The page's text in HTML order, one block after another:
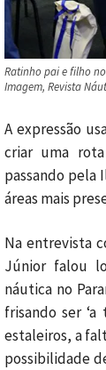
Ratinho pai e filho
Imagem, Revista
A expressão
criar uma rota
passando pela
áreas mais
Na entrevista
Júnior falou
náutica no
frisando ser
estaleiros, a
possibilidade